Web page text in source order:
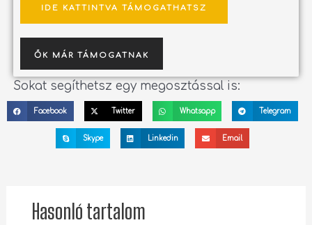
IDE KATTINTVA TÁMOGATHATSZ
ŐK MÁR TÁMOGATNAK
Sokat segíthetsz egy megosztással is:
Facebook Twitter Whatsapp Telegram
Skype Linkedin Email
Hasonló tartalom